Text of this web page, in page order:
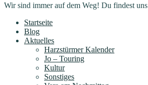
Wir sind immer auf dem Weg! Du findest
Startseite
Blog
Aktuelles
Harzstürmer Kalender
Jo – Touring
Kultur
Sonstiges